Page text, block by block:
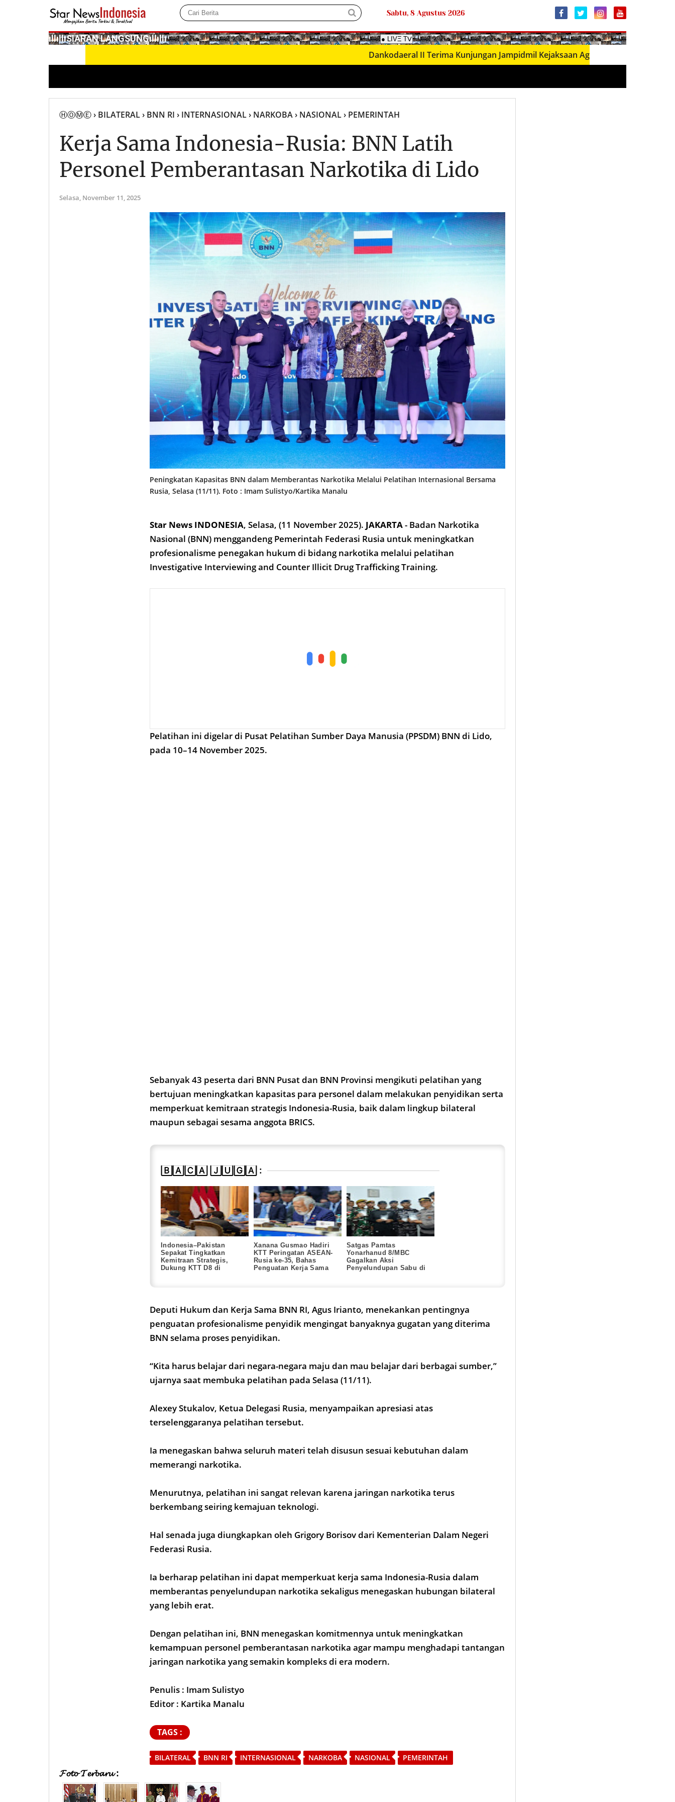
Sabtu, 8 Agustus 2026
­ıllıllıS͙I͙A͙R͙A͙N͙ L͙A͙N͙G͙S͙U͙N͙G͙ıllıllı
Dankodaeral II Terima Kunjungan Jampidmil Kejaksaan Agung RI, Perkuat Sinergi
ⒽⓄⓂⒺ› BILATERAL› BNN RI › INTERNASIONAL› NARKOBA› NASIONAL› PEMERINTAH
Kerja Sama Indonesia-Rusia: BNN Latih
Personel Pemberantasan Narkotika di Lido
Selasa, November 11, 2025
Peningkatan Kapasitas BNN dalam Memberantas Narkotika Melalui Pelatihan Internasional Bersama
Rusia, Selasa (11/11). Foto : Imam Sulistyo/Kartika Manalu
Star News INDONESIA, Selasa, (11 November 2025). JAKARTA- Badan Narkotika
Nasional (BNN) menggandeng Pemerintah Federasi Rusia untuk meningkatkan
profesionalisme penegakan hukum di bidang narkotika melalui pelatihan
Investigative Interviewing and Counter Illicit Drug Trafficking Training.
Pelatihan ini digelar di Pusat Pelatihan Sumber Daya Manusia (PPSDM) BNN di Lido,
pada 10–14 November 2025.
Sebanyak 43 peserta dari BNN Pusat dan BNN Provinsi mengikuti pelatihan yang
bertujuan meningkatkan kapasitas para personel dalam melakukan penyidikan serta
memperkuat kemitraan strategis Indonesia-Rusia, baik dalam lingkup bilateral
maupun sebagai sesama anggota BRICS.
🄱🄰🄲🄰 🄹🅄🄶🄰 :
Indonesia–Pakistan
Sepakat Tingkatkan
Kemitraan Strategis,
Dukung KTT D8 di
Xanana Gusmao Hadiri
KTT Peringatan ASEAN-
Rusia ke-35, Bahas
Penguatan Kerja Sama
Satgas Pamtas
Yonarhanud 8/MBC
Gagalkan Aksi
Penyelundupan Sabu di
Deputi Hukum dan Kerja Sama BNN RI, Agus Irianto, menekankan pentingnya
penguatan profesionalisme penyidik mengingat banyaknya gugatan yang diterima
BNN selama proses penyidikan.
“Kita harus belajar dari negara-negara maju dan mau belajar dari berbagai sumber,”
ujarnya saat membuka pelatihan pada Selasa (11/11).
Alexey Stukalov, Ketua Delegasi Rusia, menyampaikan apresiasi atas
terselenggaranya pelatihan tersebut.
Ia menegaskan bahwa seluruh materi telah disusun sesuai kebutuhan dalam
memerangi narkotika.
Menurutnya, pelatihan ini sangat relevan karena jaringan narkotika terus
berkembang seiring kemajuan teknologi.
Hal senada juga diungkapkan oleh Grigory Borisov dari Kementerian Dalam Negeri
Federasi Rusia.
Ia berharap pelatihan ini dapat memperkuat kerja sama Indonesia-Rusia dalam
memberantas penyelundupan narkotika sekaligus menegaskan hubungan bilateral
yang lebih erat.
Dengan pelatihan ini, BNN menegaskan komitmennya untuk meningkatkan
kemampuan personel pemberantasan narkotika agar mampu menghadapi tantangan
jaringan narkotika yang semakin kompleks di era modern.
Penulis : Imam Sulistyo
Editor : Kartika Manalu
TAGS :
BILATERAL BNN RI INTERNASIONAL NARKOBA NASIONAL PEMERINTAH
𝓕𝓸𝓽𝓸 𝓣𝓮𝓻𝓫𝓪𝓻𝓾 :